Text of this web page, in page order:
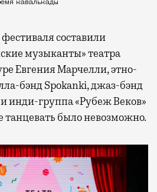
кавалькады
составили
музыканты» театра
Евгения Марчелли, этно-
бэнд Spokanki, джаз-бэнд
инди-группа «Рубеж Веков»
танцевать было невозможно.